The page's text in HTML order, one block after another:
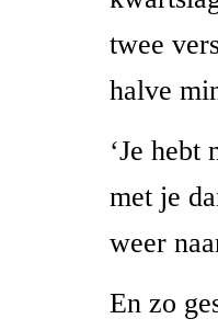
twee
halve
‘Je
met je
weer
En zo